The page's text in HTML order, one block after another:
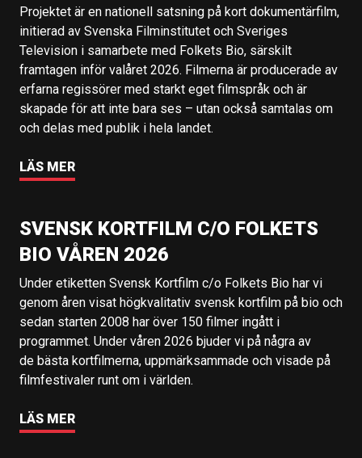
Projektet är en nationell satsning på kort dokumentärfilm,
initierad av Svenska Filminstitutet och Sveriges
Television i samarbete med Folkets Bio, särskilt
framtagen inför valåret 2026. Filmerna är producerade av
erfarna regissörer med starkt eget filmspråk och är
skapade för att inte bara ses – utan också samtalas om
och delas med publik i hela landet.
LÄS MER
SVENSK KORTFILM C/O FOLKETS
BIO VÅREN 2026
Under etiketten Svensk Kortfilm c/o Folkets Bio har vi
genom åren visat högkvalitativ svensk kortfilm på bio och
sedan starten 2008 har över 150 filmer ingått i
programmet. Under våren 2026 bjuder vi på några av
de bästa kortfilmerna, uppmärksammade och visade på
filmfestivaler runt om i världen.
LÄS MER